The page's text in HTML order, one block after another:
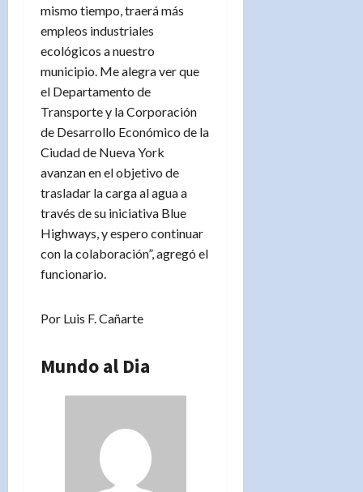
mismo tiempo, traerá más
empleos industriales
ecológicos a nuestro
municipio. Me alegra ver que
el Departamento de
Transporte y la Corporación
de Desarrollo Económico de la
Ciudad de Nueva York
avanzan en el objetivo de
trasladar la carga al agua a
través de su iniciativa Blue
Highways, y espero continuar
con la colaboración”, agregó el
funcionario.
Por Luis F. Cañarte
Mundo al Dia